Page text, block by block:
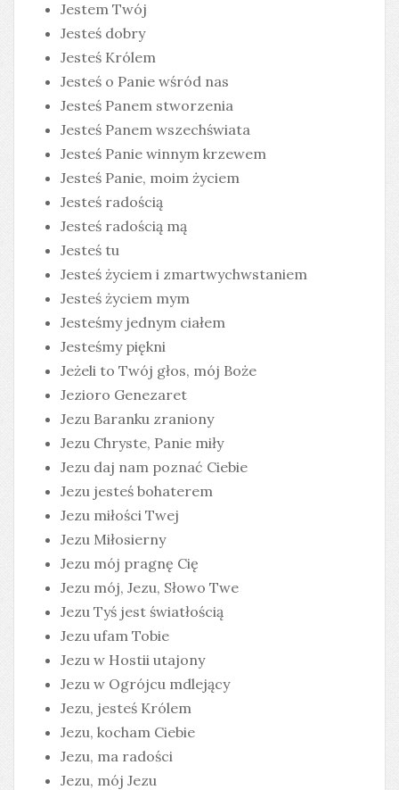
Jestem Twój
Jesteś dobry
Jesteś Królem
Jesteś o Panie wśród nas
Jesteś Panem stworzenia
Jesteś Panem wszechświata
Jesteś Panie winnym krzewem
Jesteś Panie, moim życiem
Jesteś radością
Jesteś radością mą
Jesteś tu
Jesteś życiem i zmartwychwstaniem
Jesteś życiem mym
Jesteśmy jednym ciałem
Jesteśmy piękni
Jeżeli to Twój głos, mój Boże
Jezioro Genezaret
Jezu Baranku zraniony
Jezu Chryste, Panie miły
Jezu daj nam poznać Ciebie
Jezu jesteś bohaterem
Jezu miłości Twej
Jezu Miłosierny
Jezu mój pragnę Cię
Jezu mój, Jezu, Słowo Twe
Jezu Tyś jest światłością
Jezu ufam Tobie
Jezu w Hostii utajony
Jezu w Ogrójcu mdlejący
Jezu, jesteś Królem
Jezu, kocham Ciebie
Jezu, ma radości
Jezu, mój Jezu